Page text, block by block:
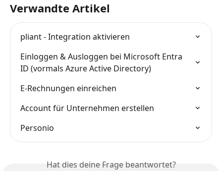
Verwandte Artikel
pliant - Integration aktivieren
Einloggen & Ausloggen bei Microsoft Entra
ID (vormals Azure Active Directory)
E-Rechnungen einreichen
Account für Unternehmen erstellen
Personio
Hat dies deine Frage beantwortet?